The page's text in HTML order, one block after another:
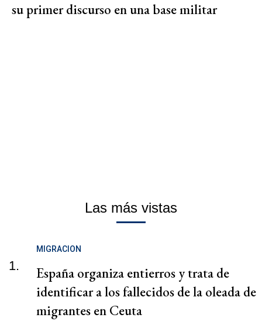
su primer discurso en una base militar
Las más vistas
1.
MIGRACION
España organiza entierros y trata de
identificar a los fallecidos de la oleada de
migrantes en Ceuta